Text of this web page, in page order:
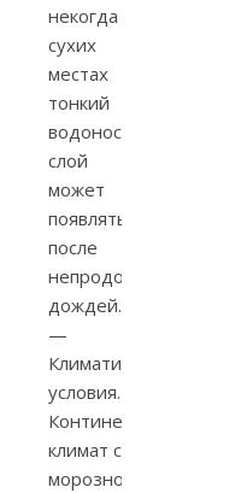
некогда
сухих
местах
тонкий
водоносный
слой
может
появляться
после
непродолжительных
дождей.
—
Климатические
условия.
Континентальный
климат с
морозной